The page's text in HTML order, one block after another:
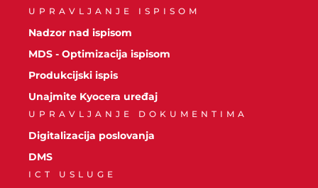
UPRAVLJANJE ISPISOM
Nadzor nad ispisom
MDS - Optimizacija ispisom
Produkcijski ispis
Unajmite Kyocera uređaj
UPRAVLJANJE DOKUMENTIMA
Digitalizacija poslovanja
DMS
ICT USLUGE